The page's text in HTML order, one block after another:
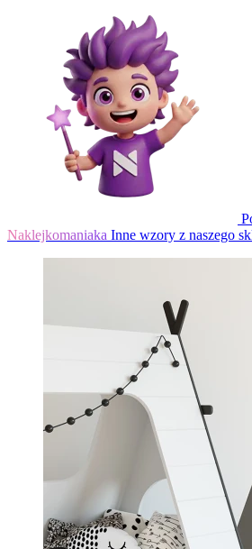
Naklejkomaniaka Inne wzory z naszego